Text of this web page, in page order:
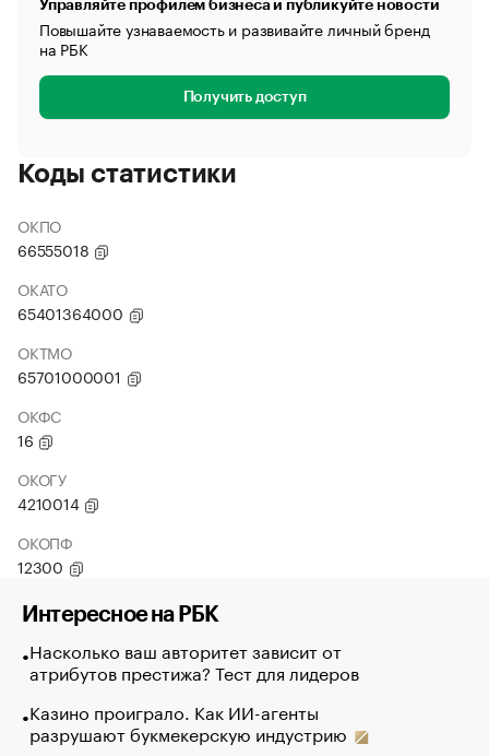
Управляйте профилем бизнеса и публикуйте новости
Повышайте узнаваемость и развивайте личный бренд
на РБК
Получить доступ
Коды статистики
ОКПО
66555018
ОКАТО
65401364000
ОКТМО
65701000001
ОКФС
16
ОКОГУ
4210014
ОКОПФ
12300
Интересное на РБК
Насколько ваш авторитет зависит от
атрибутов престижа? Тест для лидеров
Казино проиграло. Как ИИ-агенты
разрушают букмекерскую индустрию